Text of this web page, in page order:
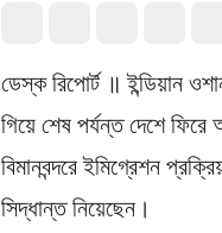
ডেস্ক রিপোর্ট ॥ ইন্ডিয়ান
গিয়ে শেষ পর্যন্ত দেশে
বিমানবন্দরে ইমিগ্রেশন
সিদ্ধান্ত নিয়েছেন।